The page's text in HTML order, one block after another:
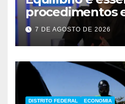
procedimentos
seguros
7 DE AGOSTO DE 2026
DISTRITO FEDERAL ECONOMIA